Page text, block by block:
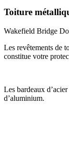
Toiture
Wakefield Bridge
Les revêtements de
constitue votre
Les bardeaux
d’aluminium.